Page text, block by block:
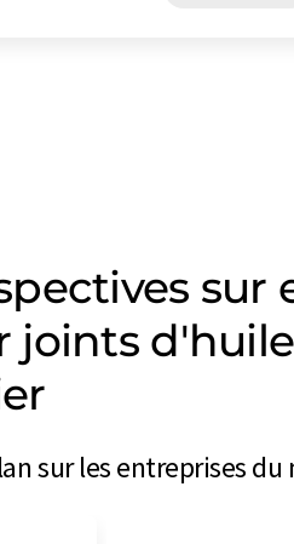
sur
joints
sur les entreprises